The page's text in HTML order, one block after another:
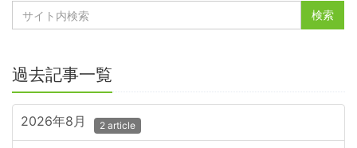
過去記事一覧
2026年8月 2 article